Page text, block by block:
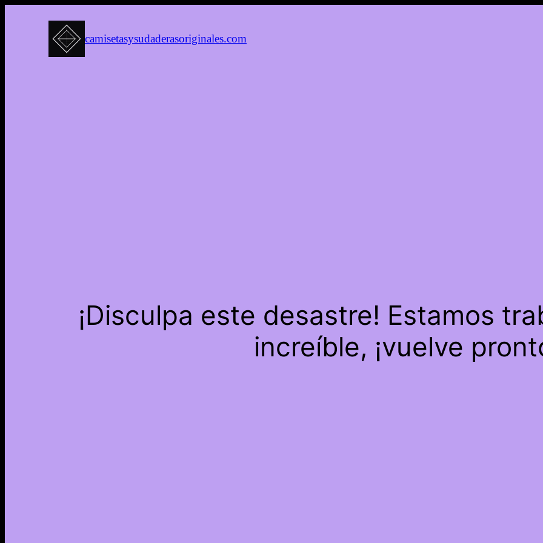
camisetasysudaderasoriginales.com
¡Disculpa este desastre! Estamos
increíble, ¡vuelve